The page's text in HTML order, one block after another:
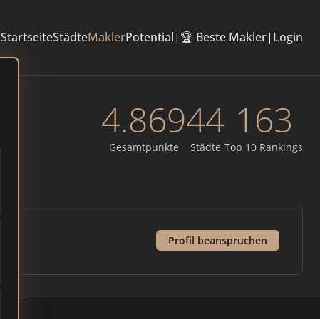
StartseiteStädteMaklerPotential| 🏆 Beste Makler| Login
4.869
Gesamtpunkte
44
Städte
163
Top 10 Rankings
Profil beanspruchen